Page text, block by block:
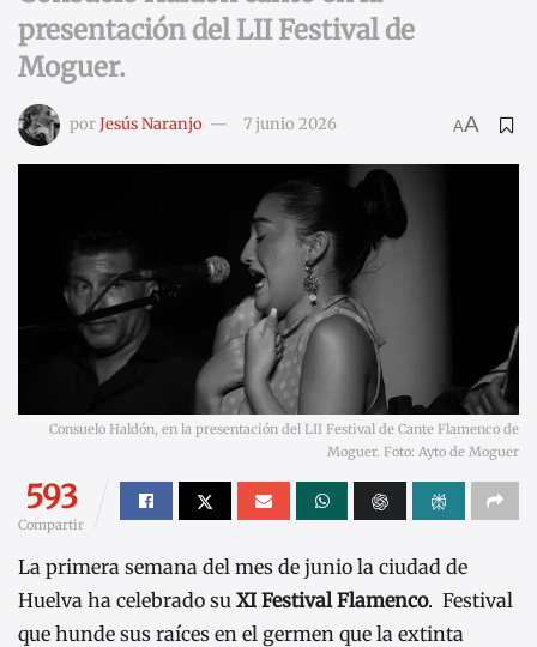
presentación del LII Festival de
Moguer.
porJesús Naranjo 7 junio 2026 AA
Consuelo Haldón, en la presentación del LII Festival de Cante Flamenco de
Moguer. Foto: Ayto de Moguer
593
Compartir
La primera semana del mes de junio la ciudad de
Huelva ha celebrado su XI Festival Flamenco. Festival
que hunde sus raíces en el germen que la extinta